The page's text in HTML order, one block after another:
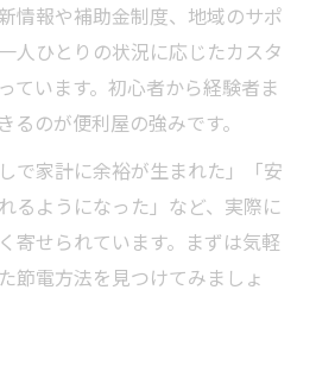
情報や補助金制度、地域のサポ
人ひとりの状況に応じたカスタ
ています。初心者から経験者ま
るのが便利屋の強みです。
で家計に余裕が生まれた」「安
るようになった」など、実際に
寄せられています。まずは気軽
節電方法を見つけてみましょ